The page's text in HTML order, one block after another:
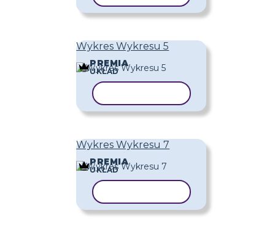
Wykres Wykresu 5
PREMIA
UKŁAD
Wykres Wykresu 7
PREMIA
UKŁAD